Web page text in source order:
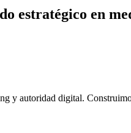
estratégico en
y autoridad digital.